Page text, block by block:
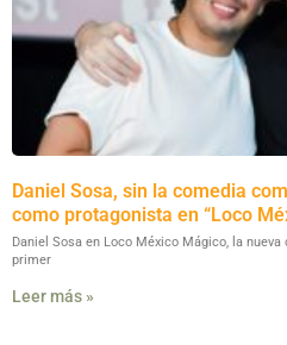
Daniel Sosa, sin la comedia
como protagonista en “Loco
Daniel Sosa en Loco México Mágico, la
primer
Leer más »